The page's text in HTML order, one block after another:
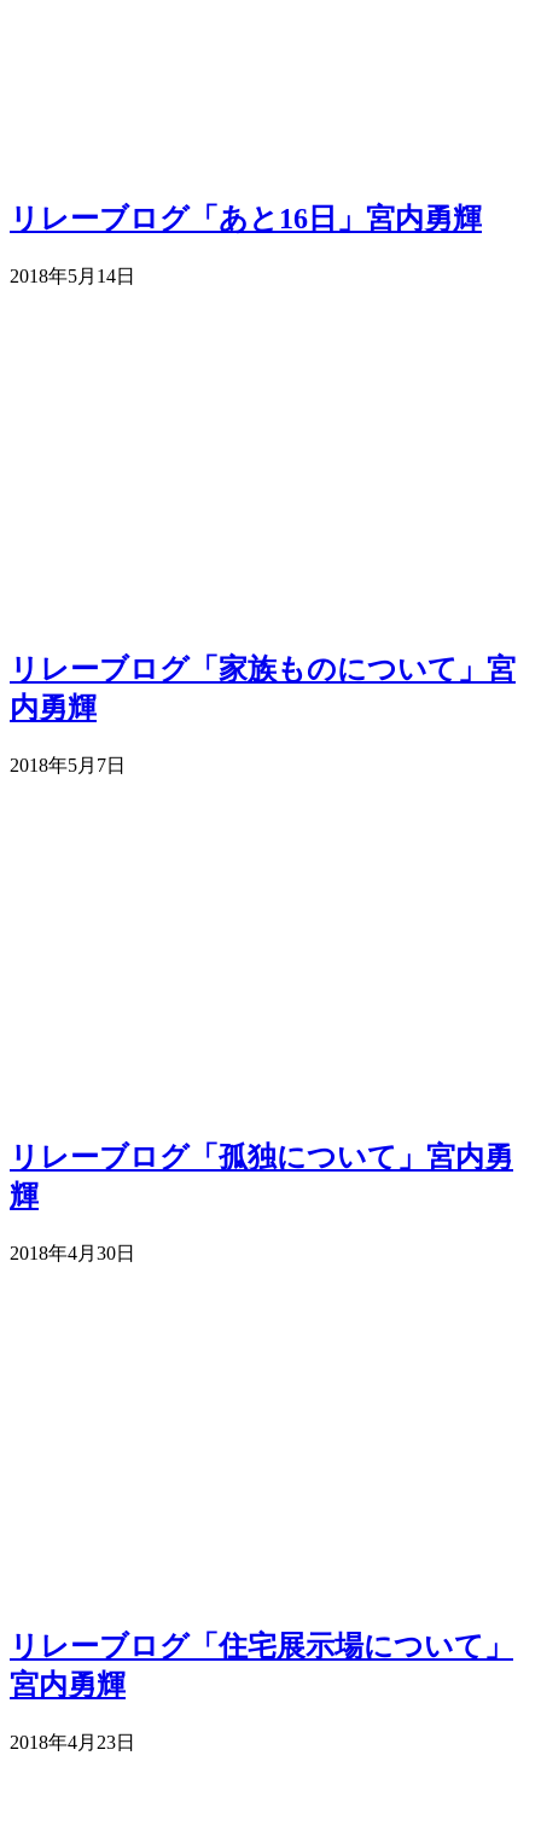
リレーブログ「あと16日」宮内勇輝
2018年5月14日
リレーブログ「家族ものについて」宮
内勇輝
2018年5月7日
リレーブログ「孤独について」宮内勇
輝
2018年4月30日
リレーブログ「住宅展示場について」
宮内勇輝
2018年4月23日